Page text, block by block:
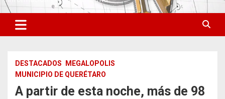
DESTACADOS
MEGALOPOLIS
MUNICIPIO DE QUERÉTARO
A partir de esta noche, más de 98